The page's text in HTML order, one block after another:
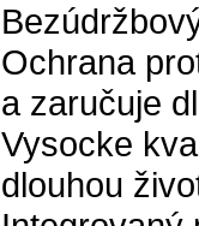
Ochrana
a zaručuje
Vysocke
dlouhou